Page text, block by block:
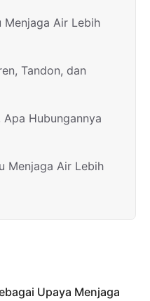
Air Lebih
Tandon, dan
Hubungannya
Menjaga Air Lebih
Upaya Menjaga